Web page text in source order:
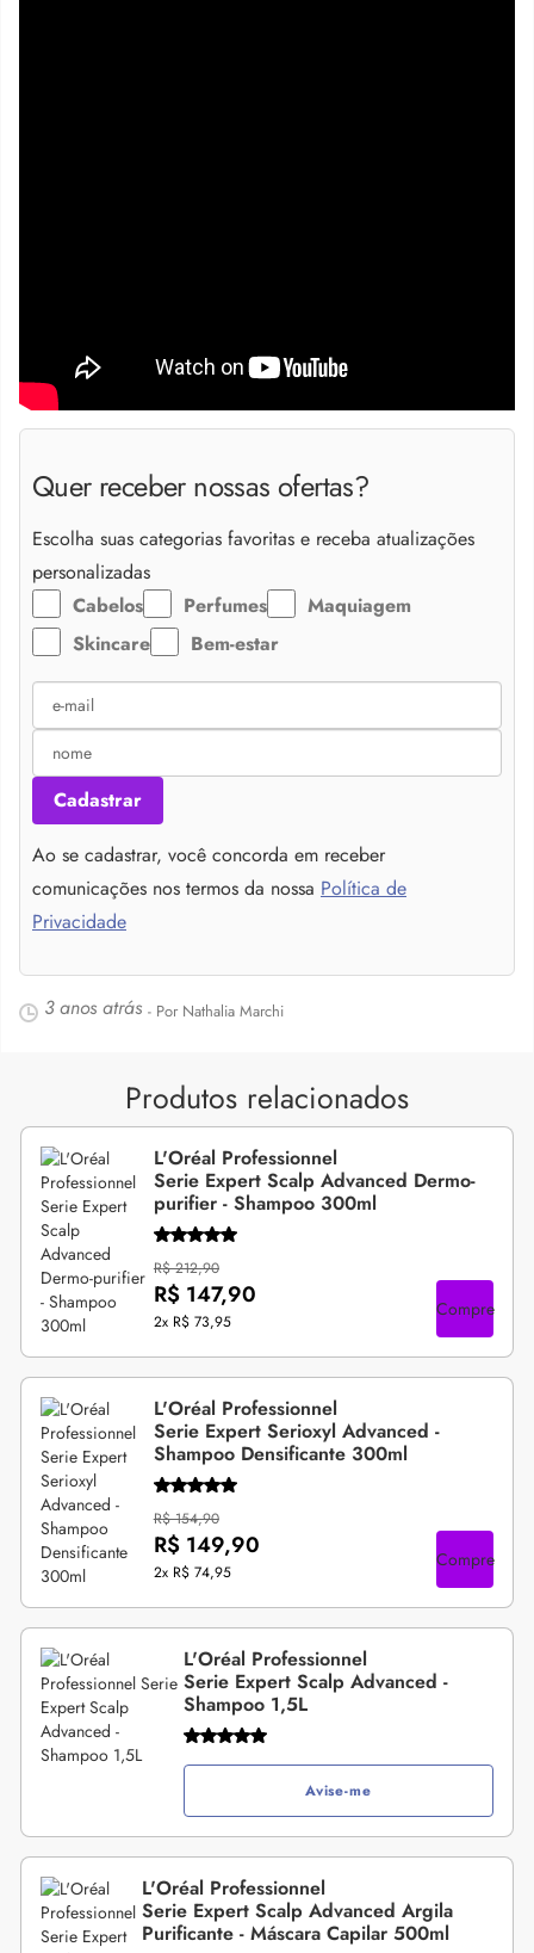
Quer receber nossas ofertas?
Escolha suas categorias favoritas e receba atualizações
personalizadas
Cabelos
Perfumes
Maquiagem
Skincare
Bem-estar
Cadastrar
Ao se cadastrar, você concorda em receber
comunicações nos termos da nossa Política de
Privacidade
3 anos atrás - Por Nathalia Marchi
Produtos relacionados
L'Oréal Professionnel
Serie Expert Scalp Advanced Dermo-
purifier - Shampoo 300ml
R$ 212,90
R$ 147,90
2x R$ 73,95
Compre
L'Oréal Professionnel
Serie Expert Serioxyl Advanced -
Shampoo Densificante 300ml
R$ 154,90
R$ 149,90
2x R$ 74,95
Compre
L'Oréal Professionnel
Serie Expert Scalp Advanced -
Shampoo 1,5L
Avise-me
L'Oréal Professionnel
Serie Expert Scalp Advanced Argila
Purificante - Máscara Capilar 500ml